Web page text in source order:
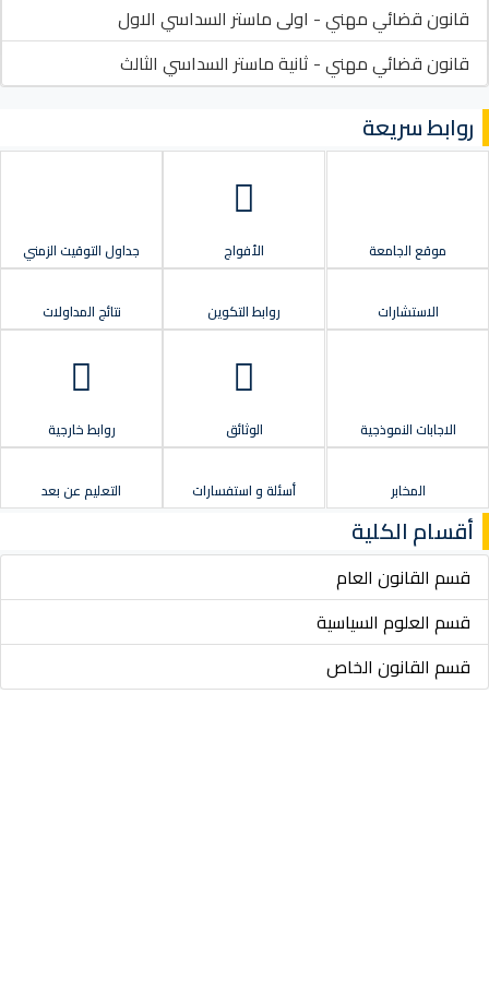
قانون قضائي مهني - اولى ماستر السداسي الاول
قانون قضائي مهني - ثانية ماستر السداسي الثالث
روابط سريعة
موقع الجامعة الأفواج جداول التوقيت الزمني
الاستشارات روابط التكوين نتائج المداولات
الاجابات النموذجية الوثائق روابط خارجية
المخابر أسئلة و استفسارات التعليم عن بعد
أقسام الكلية
قسم القانون العام
قسم العلوم السياسية
قسم القانون الخاص